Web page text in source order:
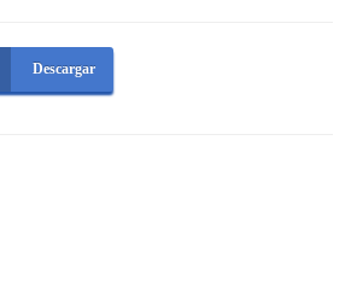
Descargar